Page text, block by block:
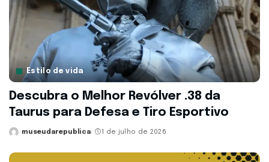
Estilo de vida
Descubra o Melhor Revólver .38 da
Taurus para Defesa e Tiro Esportivo
Posted
museudarepublica 1 de julho de 2026